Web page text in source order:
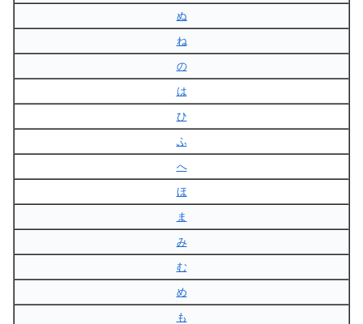
ぬ
ね
の
は
ひ
ふ
へ
ほ
ま
み
む
め
も